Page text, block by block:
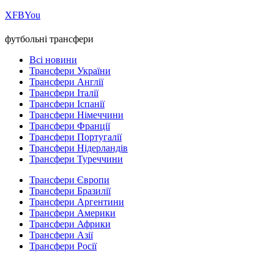
ХFBYou
футбольні трансфери
Всі новини
Трансфери України
Трансфери Англії
Трансфери Італії
Трансфери Іспанії
Трансфери Німеччини
Трансфери Франції
Трансфери Португалії
Трансфери Нідерландів
Трансфери Туреччини
Трансфери Європи
Трансфери Бразилії
Трансфери Аргентини
Трансфери Америки
Трансфери Африки
Трансфери Азії
Трансфери Росії